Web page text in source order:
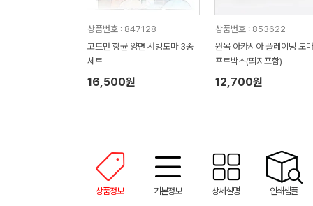
상품번호 : 847128
고트만 항균 양면 서빙도마 3종
세트
16,500원
상품번호 : 853622
원목 아카시아 플레이팅 도
프트박스(띄지포함)
12,700원
상품정보 기본정보 상세설명 인쇄샘플